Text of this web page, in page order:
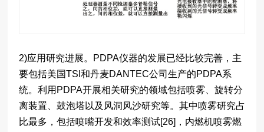
2)应用研究进展。PDPA仪器的发展已经比较完善，主
要包括美国TSI和丹麦DANTEC公司生产的PDPA系
统。利用PDPA开展相关研究的领域包括喷雾、旋转分
离装置、鼓泡塔以及风洞风沙研究等。其中喷雾研究占
比最多，包括喷嘴开发和效率测试[26]，内燃机喷雾燃